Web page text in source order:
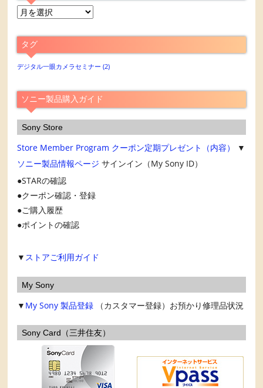
月
ア
ー
カ
ブ
タグ
デジタル一眼カメラセミナー (2)
ソニー製品購入ガイド
Sony Store
Store Member Program クーポン定期プレゼント（内容）
▼
ソニー製品情報ページ サインイン（My Sony ID）
STARの確認
クーポン確認・登録
ご購入履歴
ポイントの確認
▼ ストアご利用ガイド
My Sony
▼ My Sony 製品登録 （カスタマー登録）お預かり修理品状況
Sony Card（三井住友）